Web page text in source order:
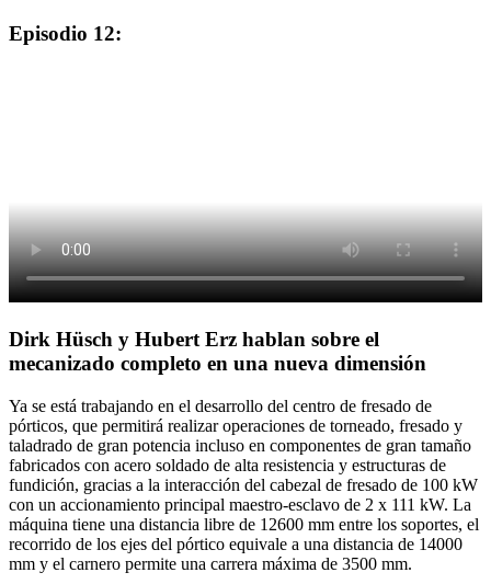
Episodio 12:
Dirk Hüsch y Hubert Erz hablan sobre el
mecanizado completo en una nueva dimensión
Ya se está trabajando en el desarrollo del centro de fresado de
pórticos, que permitirá realizar operaciones de torneado, fresado y
taladrado de gran potencia incluso en componentes de gran tamaño
fabricados con acero soldado de alta resistencia y estructuras de
fundición, gracias a la interacción del cabezal de fresado de 100 kW
con un accionamiento principal maestro-esclavo de 2 x 111 kW. La
máquina tiene una distancia libre de 12600 mm entre los soportes, el
recorrido de los ejes del pórtico equivale a una distancia de 14000
mm y el carnero permite una carrera máxima de 3500 mm.